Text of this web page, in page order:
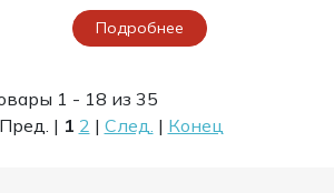
Подробнее
1 - 18 из 35
| 1 2 | След. | Конец